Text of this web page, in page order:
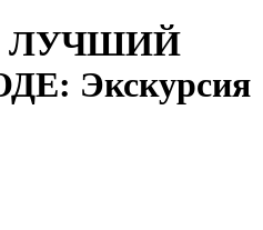
ЛУЧШИЙ
Экскурсия